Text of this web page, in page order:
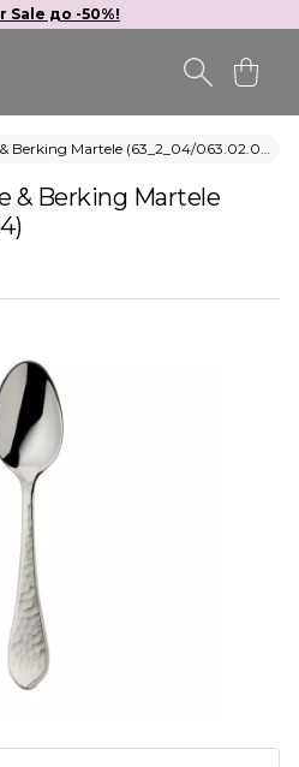
Sale до -50%!
Martele (63_2_04/063.02.004)
& Berking Martele